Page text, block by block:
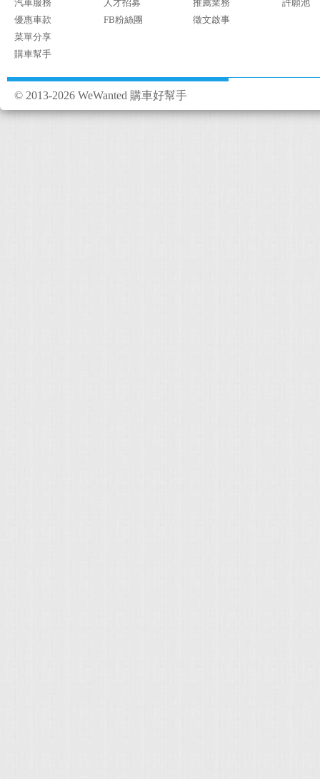
汽車服務
優惠車款
菜單分享
購車幫手
人才招募
FB粉絲團
推薦業務
徵文啟事
許願池
© 2013-2026 WeWanted 購車好幫手